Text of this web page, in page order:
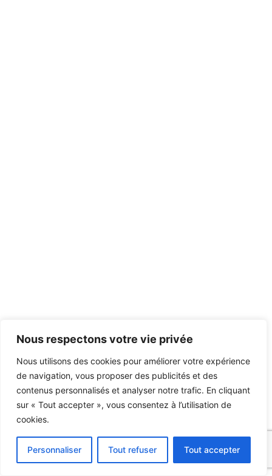
Nous respectons votre vie privée
Nous utilisons des cookies pour améliorer votre expérience
de navigation, vous proposer des publicités et des
contenus personnalisés et analyser notre trafic. En cliquant
sur « Tout accepter », vous consentez à l’utilisation de
cookies.
Personnaliser Tout refuser Tout accepter